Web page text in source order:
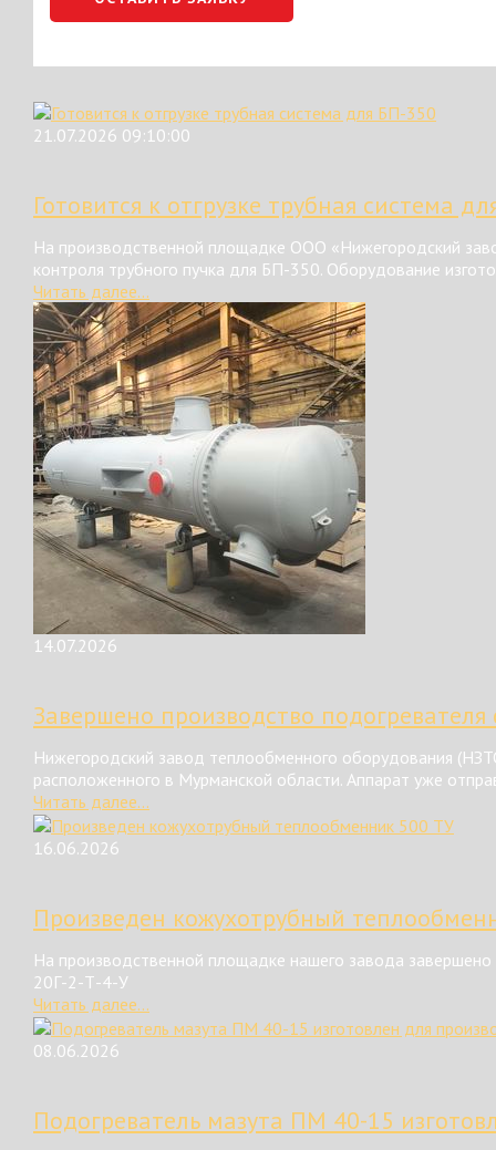
21.07.2026 09:10:00
Готовится к отгрузке трубная система
На производственной площадке ООО «Нижегородский
контроля трубного пучка для БП-350. Оборудование
Читать далее...
14.07.2026
Завершено производство
Нижегородский завод теплообменного оборудования
расположенного в Мурманской области. Аппарат уже
Читать далее...
16.06.2026
Произведен кожухотрубный
На производственной площадке нашего завода
20Г-2-Т-4-У
Читать далее...
08.06.2026
Подогреватель мазута ПМ 40-15